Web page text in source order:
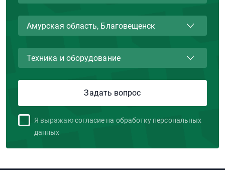
Я выражаю согласие на обработку персональных
данных